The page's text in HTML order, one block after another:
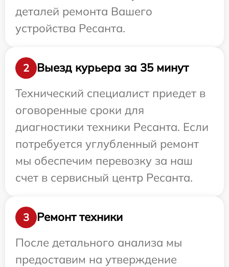
деталей ремонта Вашего
устройства Ресанта.
2
Выезд курьера за 35 минут
Технический специалист приедет в
оговоренные сроки для
диагностики техники Ресанта. Если
потребуется углубленный ремонт
мы обеспечим перевозку за наш
счет в сервисный центр Ресанта.
3
Ремонт техники
После детального анализа мы
предоставим на утверждение